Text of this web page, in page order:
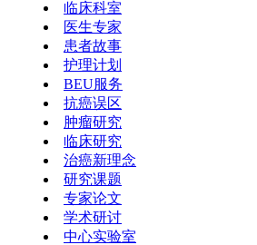
临床科室
医生专家
患者故事
护理计划
BEU服务
抗癌误区
肿瘤研究
临床研究
治癌新理念
研究课题
专家论文
学术研讨
中心实验室